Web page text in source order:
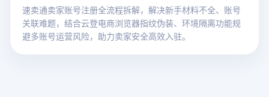
速卖通卖家账号注册全流程拆解，解决新手材料不全、账号
关联难题，结合云登电商浏览器指纹伪装、环境隔离功能规
避多账号运营风险，助力卖家安全高效入驻。